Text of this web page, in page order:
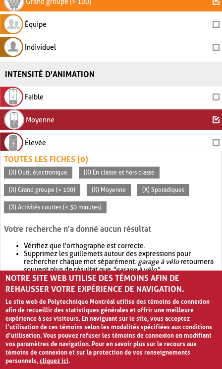
Équipe
Individuel
INTENSITÉ D'ANIMATION
Faible
Moyenne
Élevée
TOUTES LES FICHES (0)
(X) Outil électronique (X) En classe et hors classe
(X) Grand groupe (> 100) (X) Moyenne (X) Sporadiques
(X) Activités courtes (< 30 minutes)
Votre recherche n'a donné aucun résultat
Vérifiez que l'orthographe est correcte.
Supprimez les guillemets autour des expressions pour
rechercher chaque mot séparément. garage à véloretournera
souvent plus de résultat que"garage à vélo".
Envisagez d'élargir votre recherche avec OR.garage OR vélo
retournera souvent plus de résultat quegarage à vélo
NOTRE SITE WEB UTILISE DES TÉMOINS AFIN DE
REHAUSSER VOTRE EXPÉRIENCE DE NAVIGATION.
Le site web de Polytechnique Montréal utilise des témoins de connexion
afin de recueillir des statistiques générales et offrir une meilleure
expérience à ses visiteurs. En naviguant sur le site, vous acceptez
l’utilisation de ces témoins selon les modalités spécifiées aux conditions
d’utilisation. Vous pouvez refuser les témoins de connexion en modifiant
vos paramètres de navigation. Pour en savoir plus sur le recours aux
témoins de connexion et sur la protection de vos renseignements
personnels,cliquez ici.